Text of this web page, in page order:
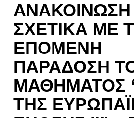
ΑΝΑΚΟΙΝΩΣΗ
ΣΧΕΤΙΚΑ ΜΕ
ΕΠΟΜΕΝΗ
ΠΑΡΑΔΟΣΗ
ΜΑΘΗΜΑΤΟΣ
ΤΗΣ